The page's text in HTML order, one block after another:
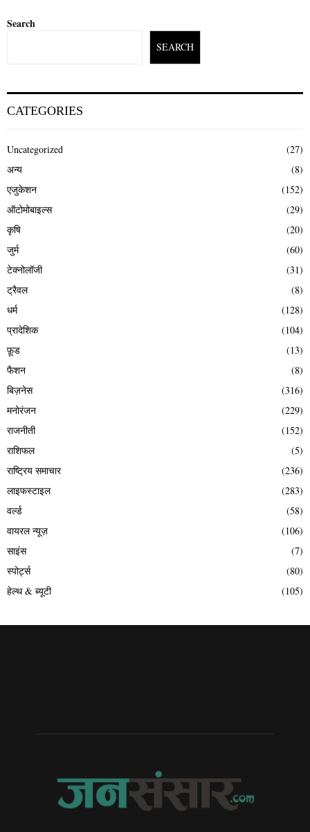
Search
SEARCH
CATEGORIES
Uncategorized
(27)
अन्य
(8)
एजुकेशन
(152)
ऑटोमोबाइल्स
(29)
कृषि
(20)
जुर्म
(60)
टेक्नोलॉजी
(31)
ट्रैवल
(8)
धर्म
(128)
प्रादेशिक
(104)
फ़ूड
(13)
फैशन
(8)
बिज़नेस
(316)
मनोरंजन
(229)
राजनीती
(152)
राशिफल
(5)
राष्ट्रिय समाचार
(236)
लाइफस्टाइल
(283)
वर्ल्ड
(58)
वायरल न्यूज़
(106)
साइंस
(7)
स्पोर्ट्स
(80)
हेल्थ & ब्यूटी
(105)